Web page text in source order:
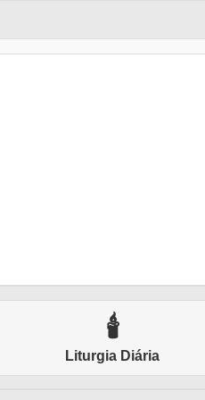
🕯
Liturgia Diária